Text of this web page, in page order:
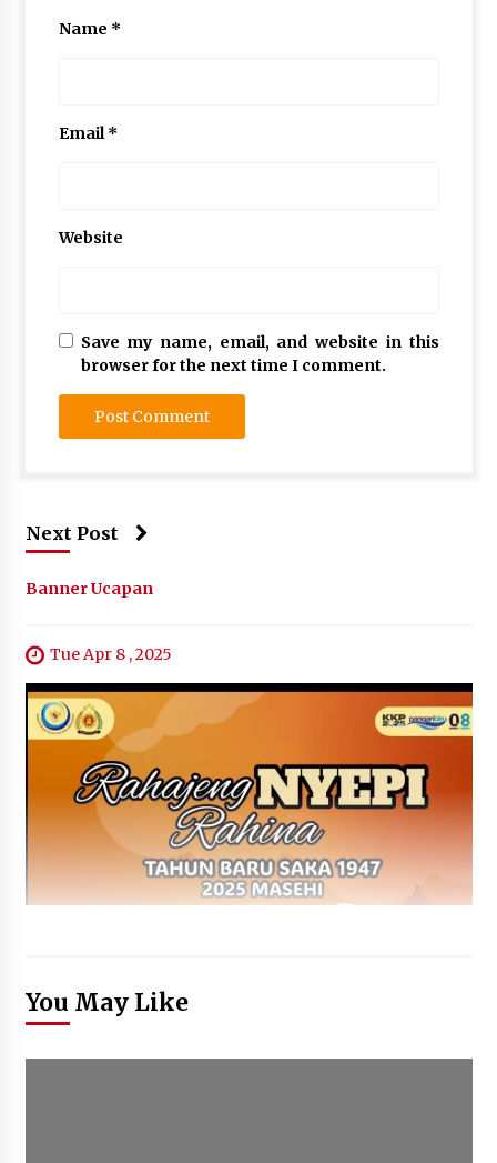
Name *
Email*
Website
Save my name, email, and website in this
browser for the next time I comment.
Next Post
Banner Ucapan
Tue Apr 8 , 2025
You May Like